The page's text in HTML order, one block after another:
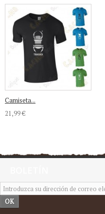
Camiseta...
21,99 €
OK